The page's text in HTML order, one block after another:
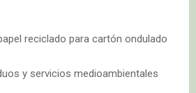
reciclado para cartón ondulado
y servicios medioambientales